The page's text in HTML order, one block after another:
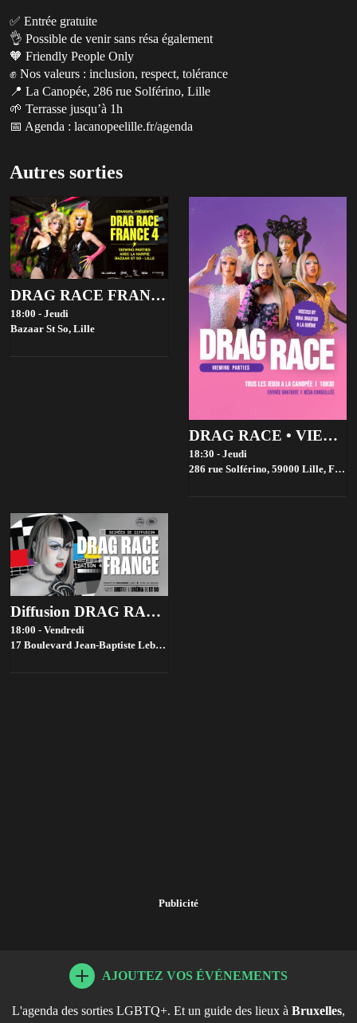
✅ Entrée gratuite
👌 Possible de venir sans résa également
🧡 Friendly People Only
✊ Nos valeurs : inclusion, respect, tolérance
📍 La Canopée, 286 rue Solférino, Lille
🌱 Terrasse jusqu’à 1h
📅 Agenda : lacanopeelille.fr/agenda
Autres sorties
DRAG RACE FRANCE 4 VIEWING PARTIES - BAZAAR ST SO, LILLE
18:00 - Jeudi
Bazaar St So, Lille
DRAG RACE • VIEWING PARTIES • GRATUIT
18:30 - Jeudi
286 rue Solférino, 59000 Lille, France,
Diffusion DRAG RACE FRANCE saison 4 @ Bistrot ST SO by la House of Jambon Beurre
18:00 - Vendredi
17 Boulevard Jean-Baptiste Lebas, 59000 Lille, France,
Publicité
AJOUTEZ VOS ÉVÉNEMENTS
L'agenda des sorties LGBTQ+. Et un guide des lieux à Bruxelles,